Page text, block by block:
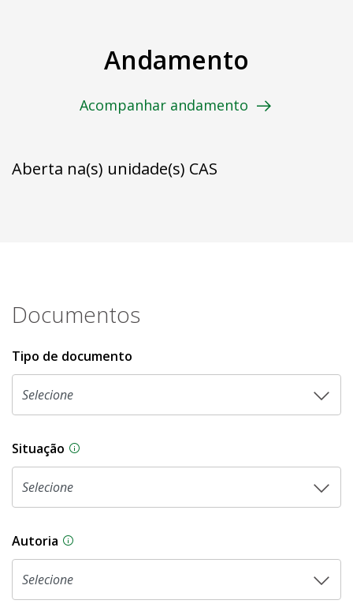
Andamento
Acompanhar andamento
Aberta na(s) unidade(s) CAS
Documentos
Tipo de documento
Situação Na CLDF, as proposições legislativas
Autoria As proposições legislativas na CLDF podem